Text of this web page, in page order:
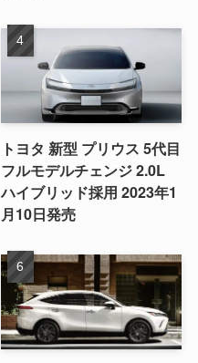
トヨタ 新型 プリウス 5代目
フルモデルチェンジ 2.0L
ハイブリッド採用 2023年1
月10日発売